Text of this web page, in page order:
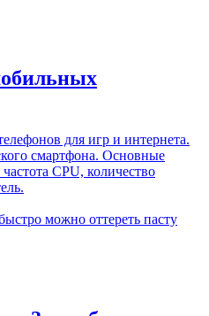
для игр и интернета.
смартфона. Основные
CPU, количество